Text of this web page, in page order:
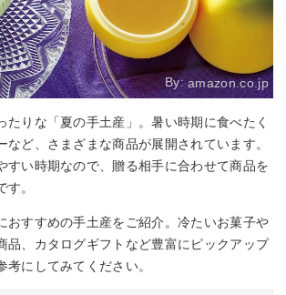
By:amazon.co.jp
たりな「夏の手土産」。暑い時期に食べたく
など、さまざまな商品が展開されています。
すい時期なので、贈る相手に合わせて商品を
。
おすすめの手土産をご紹介。冷たいお菓子や
品、カタログギフトなど豊富にピックアップ
考にしてみてください。